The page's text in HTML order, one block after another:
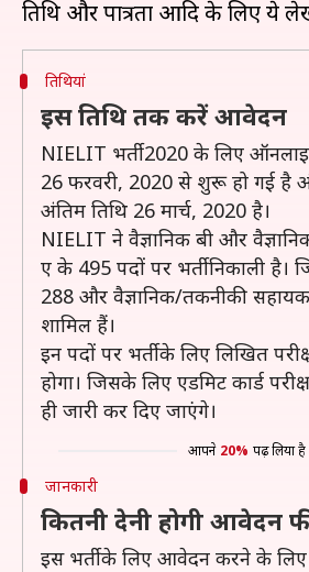
तिथियां
इस तिथि तक करें आवेदन
NIELIT भर्ती 2020 के लिए
26 फरवरी, 2020 से शुरू हो गई
अंतिम तिथि 26 मार्च, 2020 है।
NIELIT ने वैज्ञानिक बी और
ए के 495 पदों पर भर्ती निकाली है।
288 और वैज्ञानिक/तकनीकी
शामिल हैं।
इन पदों पर भर्ती के लिए लिखित
होगा। जिसके लिए एडमिट कार्ड
ही जारी कर दिए जाएंगे।
आपने 20% पढ़ लिया है
जानकारी
कितनी देनी होगी आवेदन
इस भर्ती के लिए आवेदन करने के लिए